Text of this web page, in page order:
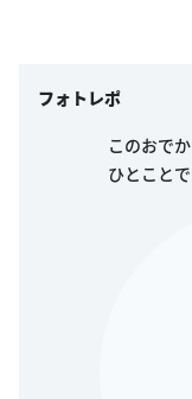
フォトレポ
このおで
ひとことで